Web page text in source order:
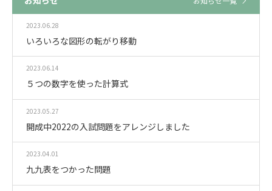
2023.06.28
いろいろな図形の転がり移動
2023.06.14
５つの数字を使った計算式
2023.05.27
開成中2022の入試問題をアレンジしました
2023.04.01
九九表をつかった問題